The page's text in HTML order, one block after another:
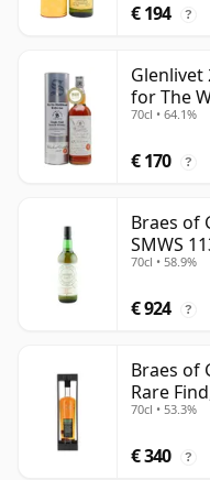
€ 194 ?
Glenlivet
for The
70cl • 64.1%
€ 170 ?
Braes of
SMWS
70cl • 58.9%
€ 924 ?
Braes of
Rare
Single
70cl • 53.3%
€ 340 ?